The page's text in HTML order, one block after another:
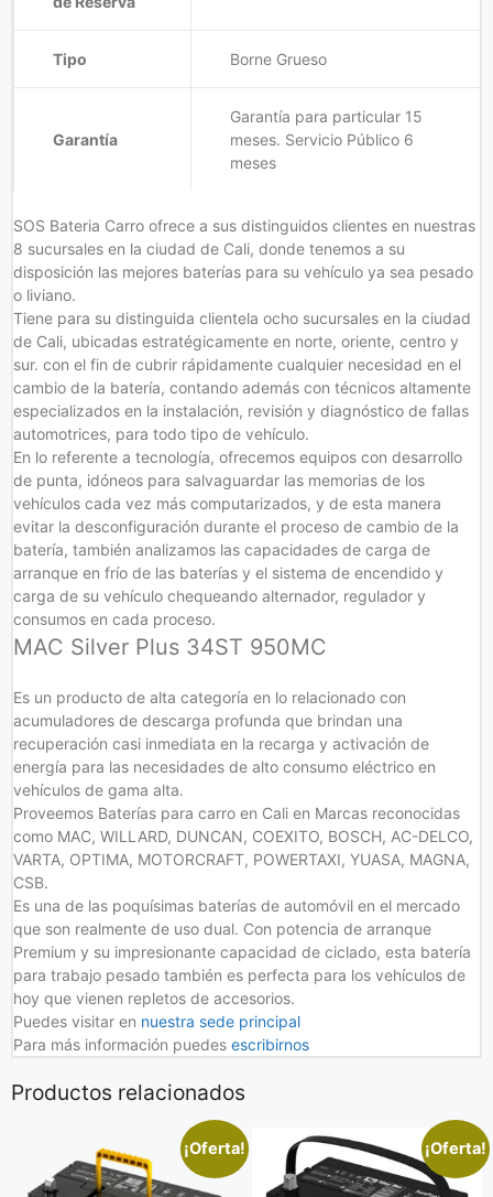
Tipo Borne Grueso
Garantía
Garantía para particular 15
meses. Servicio Público 6
meses
SOS Bateria Carro ofrece a sus distinguidos clientes en nuestras
8 sucursales en la ciudad de Cali, donde tenemos a su
disposición las mejores baterías para su vehículo ya sea pesado
o liviano.
Tiene para su distinguida clientela ocho sucursales en la ciudad
de Cali, ubicadas estratégicamente en norte, oriente, centro y
sur. con el fin de cubrir rápidamente cualquier necesidad en el
cambio de la batería, contando además con técnicos altamente
especializados en la instalación, revisión y diagnóstico de fallas
automotrices, para todo tipo de vehículo.
En lo referente a tecnología, ofrecemos equipos con desarrollo
de punta, idóneos para salvaguardar las memorias de los
vehículos cada vez más computarizados, y de esta manera
evitar la desconfiguración durante el proceso de cambio de la
batería, también analizamos las capacidades de carga de
arranque en frío de las baterías y el sistema de encendido y
carga de su vehículo chequeando alternador, regulador y
consumos en cada proceso.
MAC Silver Plus 34ST 950MC
Es un producto de alta categoría en lo relacionado con
acumuladores de descarga profunda que brindan una
recuperación casi inmediata en la recarga y activación de
energía para las necesidades de alto consumo eléctrico en
vehículos de gama alta.
Proveemos Baterías para carro en Cali en Marcas reconocidas
como MAC, WILLARD, DUNCAN, COEXITO, BOSCH, AC-DELCO,
VARTA, OPTIMA, MOTORCRAFT, POWERTAXI, YUASA, MAGNA,
CSB.
Es una de las poquísimas baterías de automóvil en el mercado
que son realmente de uso dual. Con potencia de arranque
Premium y su impresionante capacidad de ciclado, esta batería
para trabajo pesado también es perfecta para los vehículos de
hoy que vienen repletos de accesorios.
Puedes visitar en nuestra sede principal
Para más información puedes escribirnos
Productos relacionados
¡Oferta! ¡Oferta!